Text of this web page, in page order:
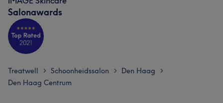
Salonawards
Treatwell > Schoonheidssalon > Den Haag >
Den Haag Centrum